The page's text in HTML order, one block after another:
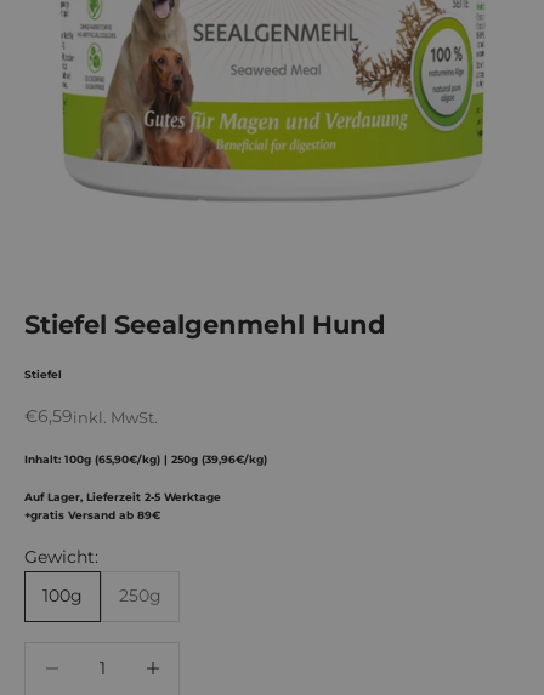
Stiefel Seealgenmehl Hund
Stiefel
Angebot
€6,59inkl. MwSt.
Inhalt: 100g (65,90€/kg) | 250g (39,96€/kg)
Auf Lager, Lieferzeit 2-5 Werktage
+gratis Versand ab 89€
Gewicht:
100g
250g